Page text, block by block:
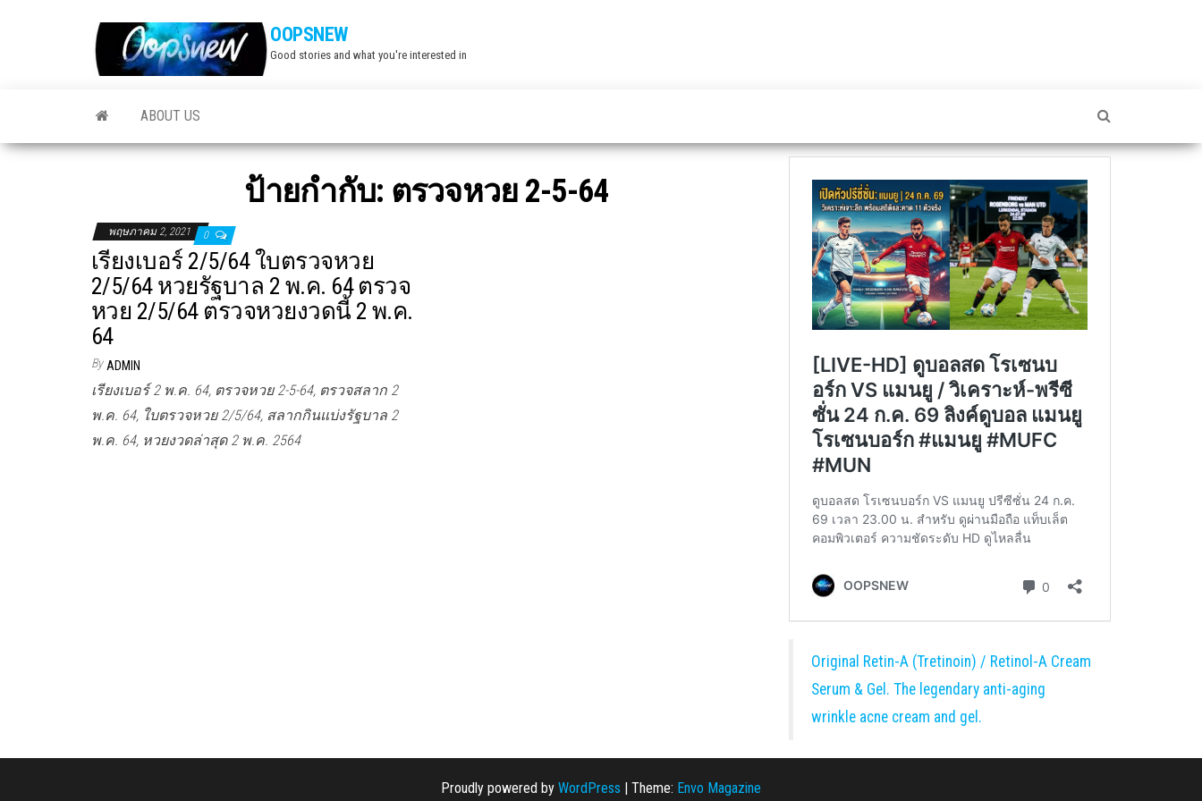
OOPSNEW
Good stories and what you're interested in
ABOUT US
ป้ายกำกับ: ตรวจหวย 2-5-64
พฤษภาคม 2, 2021 0
เรียงเบอร์ 2/5/64 ใบตรวจหวย
2/5/64 หวยรัฐบาล 2 พ.ค. 64 ตรวจ
หวย 2/5/64 ตรวจหวยงวดนี้ 2 พ.ค.
64
By ADMIN
เรียงเบอร์ 2 พ.ค. 64, ตรวจหวย 2-5-64, ตรวจสลาก 2
พ.ค. 64, ใบตรวจหวย 2/5/64, สลากกินแบ่งรัฐบาล 2
พ.ค. 64, หวยงวดล่าสุด 2 พ.ค. 2564
Original Retin-A (Tretinoin) / Retinol-A Cream
Serum & Gel. The legendary anti-aging
wrinkle acne cream and gel.
Proudly powered by WordPress | Theme: Envo Magazine